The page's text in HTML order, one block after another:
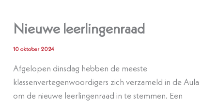
Nieuwe leerlingenraad
10 oktober 2024
Afgelopen dinsdag hebben de meeste
klassenvertegenwoordigers zich verzameld in de Aula
om de nieuwe leerlingenraad in te stemmen. Een